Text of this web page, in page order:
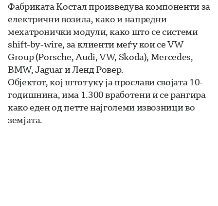
Фабриката Костал произведува компоненти за
електрични возила, како и напредни
мехатронички модули, како што се системи
shift-by-wire, за клиенти меѓу кои се VW
Group (Porsche, Audi, VW, Skoda), Mercedes,
BMW, Jaguar и Ленд Ровер.
Објектот, кој штотуку ја прослави својата 10-
годишнина, има 1.300 вработени и се рангира
како еден од петте најголеми извозници во
земјата.